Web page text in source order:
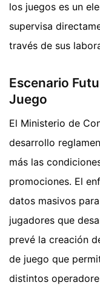
los juegos es un
supervisa
través de sus
Escenario
Juego
El Ministerio de
desarrollo
más las
promociones. El
datos masivos
jugadores que
prevé la creación
de juego que
distintos